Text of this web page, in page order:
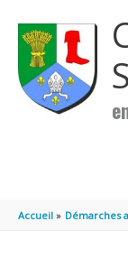
Accueil Démarches